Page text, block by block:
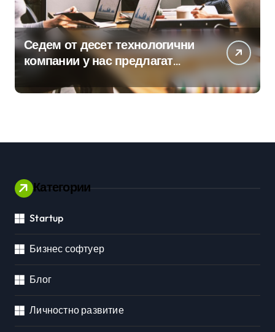
Седем от десет технологични
компании у нас предлагат
хибридна работа
Категории
Startup
Бизнес софтуер
Блог
Личностно развитие